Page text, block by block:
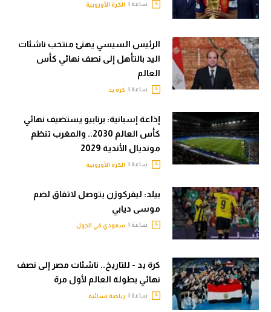
ساعة | الكرة الأوروبية
الرئيس السيسي يهنئ منتخب ناشئات
اليد بالتأهل إلى نصف نهائي كأس
العالم
ساعة | كرة يد
إذاعة إسبانية: برنابيو يستضيف نهائي
كأس العالم 2030.. والمغرب تنظم
مونديال الأندية 2029
ساعة | الكرة الأوروبية
بيلد: ليفركوزن يتوصل لاتفاق لضم
موسى ديابي
ساعة | سعودي في الجول
كرة يد - للتاريخ.. ناشئات مصر إلى نصف
نهائي بطولة العالم لأول مرة
ساعة | رياضة نسائية